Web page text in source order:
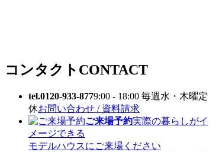
コンタクト CONTACT
tel.0120-933-8779:00 - 18:00 毎週水・木曜定
休お問い合わせ / 資料請求
ご来場予約実際の暮らしがイ
メージできる
モデルハウスにご来場ください